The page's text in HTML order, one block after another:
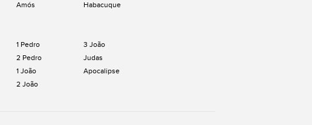
Amós
Habacuque
1 Pedro
2 Pedro
1 João
2 João
3 João
Judas
Apocalipse